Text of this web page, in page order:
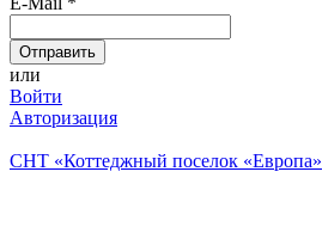
или
Войти
Авторизация
СНТ «Коттеджный поселок «Европа»